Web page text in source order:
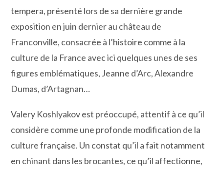
tempera, présenté lors de sa dernière grande
exposition en juin dernier au château de
Franconville, consacrée à l’histoire comme à la
culture de la France avec ici quelques unes de ses
figures emblématiques, Jeanne d’Arc, Alexandre
Dumas, d’Artagnan…
Valery Koshlyakov est préoccupé, attentif à ce qu’il
considère comme une profonde modification de la
culture française. Un constat qu’il a fait notamment
en chinant dans les brocantes, ce qu’il affectionne,